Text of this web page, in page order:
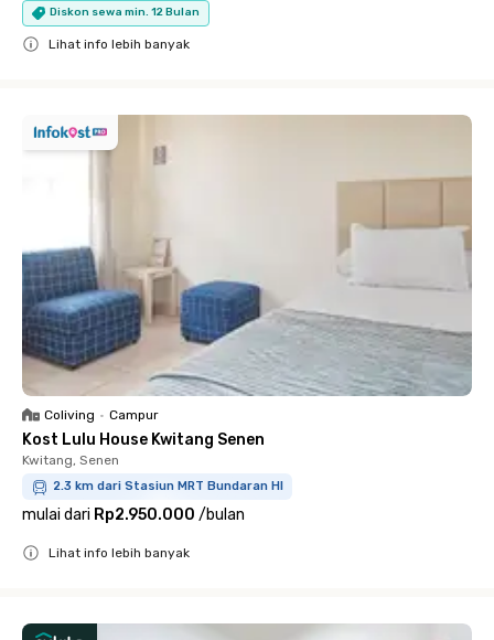
Diskon sewa min. 12 Bulan
Lihat info lebih banyak
Coliving • Campur
Kost Lulu House Kwitang Senen
Kwitang, Senen
2.3 km dari Stasiun MRT Bundaran HI
mulai dari Rp2.950.000 /bulan
Lihat info lebih banyak